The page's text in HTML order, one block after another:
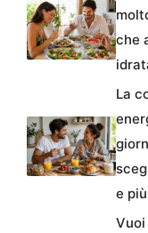
che
La
e
Vuoi